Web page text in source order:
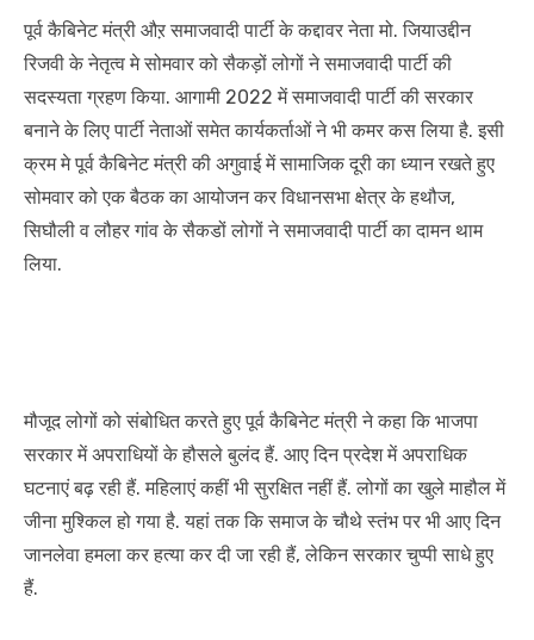
पूर्व कैबिनेट मंत्री औऱ समाजवादी पार्टी के कद्दावर नेता मो. जियाउद्दीन
रिजवी के नेतृत्व मे सोमवार को सैकड़ों लोगों ने समाजवादी पार्टी की
सदस्यता ग्रहण किया. आगामी 2022 में समाजवादी पार्टी की सरकार
बनाने के लिए पार्टी नेताओं समेत कार्यकर्ताओं ने भी कमर कस लिया है. इसी
क्रम मे पूर्व कैबिनेट मंत्री की अगुवाई में सामाजिक दूरी का ध्यान रखते हुए
सोमवार को एक बैठक का आयोजन कर विधानसभा क्षेत्र के हथौज,
सिघौली व लौहर गांव के सैकडों लोगों ने समाजवादी पार्टी का दामन थाम
लिया.
मौजूद लोगों को संबोधित करते हुए पूर्व कैबिनेट मंत्री ने कहा कि भाजपा
सरकार में अपराधियों के हौसले बुलंद हैं. आए दिन प्रदेश में अपराधिक
घटनाएं बढ़ रही हैं. महिलाएं कहीं भी सुरक्षित नहीं हैं. लोगों का खुले माहौल में
जीना मुश्किल हो गया है. यहां तक कि समाज के चौथे स्तंभ पर भी आए दिन
जानलेवा हमला कर हत्या कर दी जा रही हैं, लेकिन सरकार चुप्पी साधे हुए
हैं.